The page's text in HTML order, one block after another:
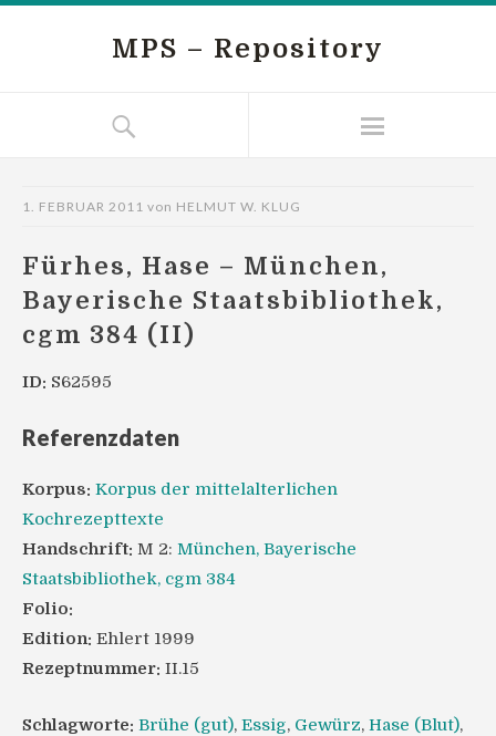
MPS – Repository
1. FEBRUAR 2011 von HELMUT W. KLUG
Fürhes, Hase – München,
Bayerische Staatsbibliothek,
cgm 384 (II)
ID: S62595
Referenzdaten
Korpus: Korpus der mittelalterlichen
Kochrezepttexte
Handschrift: M 2: München, Bayerische
Staatsbibliothek, cgm 384
Folio:
Edition: Ehlert 1999
Rezeptnummer: II.15
Schlagworte: Brühe (gut), Essig, Gewürz, Hase (Blut),